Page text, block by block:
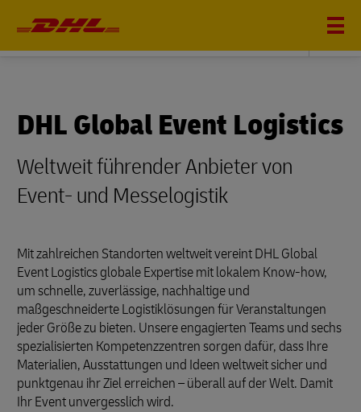
DHL FREIGHT
DHL Global Event Logistics
Weltweit führender Anbieter von
Event- und Messelogistik
Mit zahlreichen Standorten weltweit vereint DHL Global
Event Logistics globale Expertise mit lokalem Know-how,
um schnelle, zuverlässige, nachhaltige und
maßgeschneiderte Logistiklösungen für Veranstaltungen
jeder Größe zu bieten. Unsere engagierten Teams und sechs
spezialisierten Kompetenzzentren sorgen dafür, dass Ihre
Materialien, Ausstattungen und Ideen weltweit sicher und
punktgenau ihr Ziel erreichen – überall auf der Welt. Damit
Ihr Event unvergesslich wird.